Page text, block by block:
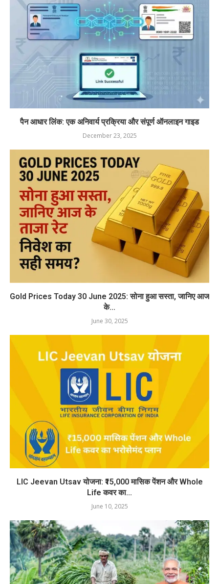
पैन आधार लिंक: एक अनिवार्य प्रक्रिया और संपूर्ण ऑनलाइन गाइड
December 23, 2025
Gold Prices Today 30 June 2025: सोना हुआ सस्ता, जानिए आज
के...
June 30, 2025
LIC Jeevan Utsav योजना: ₹15,000 मासिक पेंशन और Whole
Life कवर का...
June 10, 2025